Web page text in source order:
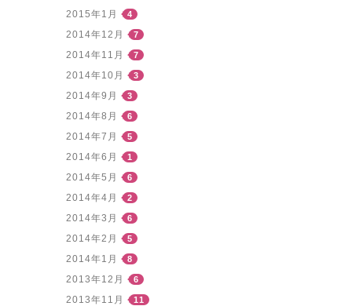
2015年1月 4
2014年12月 7
2014年11月 7
2014年10月 3
2014年9月 3
2014年8月 6
2014年7月 5
2014年6月 1
2014年5月 6
2014年4月 2
2014年3月 6
2014年2月 5
2014年1月 8
2013年12月 6
2013年11月 11